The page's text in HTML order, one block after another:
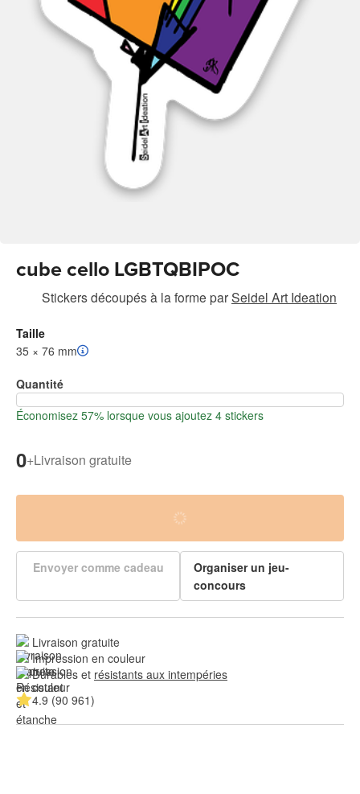
cube cello LGBTQBIPOC
Stickers découpés à la forme parSeidel Art Ideation
Taille
35 × 76 mm
Quantité
Économisez 57% lorsque vous ajoutez 4 stickers
0+Livraison gratuite
Envoyer comme cadeau
Organiser un jeu-
concours
Livraison gratuite
Impression en couleur
Durables et résistants aux intempéries
4.9 (90 961)